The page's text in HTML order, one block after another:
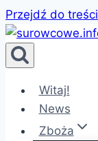
Przejdź do treści
Witaj!
News
Zboża